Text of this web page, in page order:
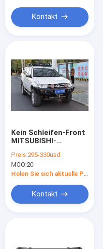
Kontakt
Kein Schleifen-Front
MITSUBISHI-
Stoßdämpfer für
Pajero-Sport 2006
Preis:295-330usd
MOQ:20
Holen Sie sich aktuelle Preis
Kontakt